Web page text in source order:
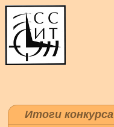
Итоги конкурса